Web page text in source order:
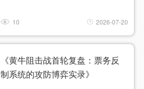
10 2026-07-20
《黄牛阻击战首轮复盘：票务反
制系统的攻防博弈实录》